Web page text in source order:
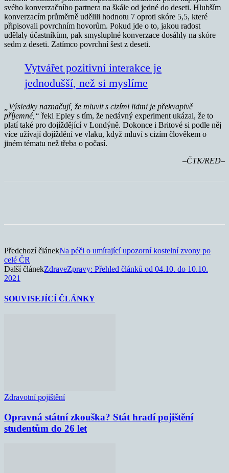
svého konverzačního partnera na škále od jedné do deseti. Hlubším
konverzacím průměrně udělili hodnotu 7 oproti skóre 5,5, které
připisovali povrchním hovorům. Pokud jde o to, jakou radost
udělaly účastníkům, pak smysluplné konverzace dosáhly na skóre
sedm z deseti. Zatímco povrchní šest z deseti.
Vytvářet pozitivní interakce je
jednodušší, než si myslíme
„Výsledky naznačují, že mluvit s cizími lidmi je překvapivě
příjemné,“ řekl Epley s tím, že nedávný experiment ukázal, že to
platí také pro dojíždějící v Londýně. Dokonce i Britové si podle něj
více užívají dojíždění ve vlaku, když mluví s cizím člověkem o
jiném tématu než třeba o počasí.
–ČTK/RED–
Předchozí článekNa péči o umírající upozorní kostelní zvony po
celé ČR
Další článekZdraveZpravy: Přehled článků od 04.10. do 10.10.
2021
SOUVISEJÍCÍ ČLÁNKY
Zdravotní pojištění
Opravná státní zkouška? Stát hradí pojištění
studentům do 26 let